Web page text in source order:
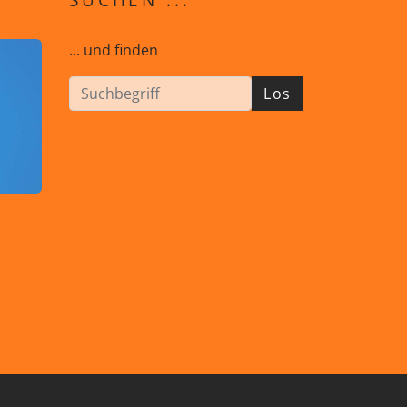
... und finden
Los